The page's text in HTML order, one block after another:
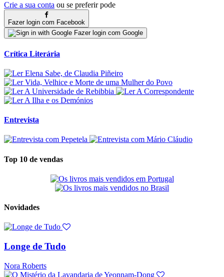
Crie a sua conta ou se preferir pode
Fazer login com Facebook
Fazer login com Google
Crítica Literária
Entrevista
Top 10 de vendas
Novidades
Longe de Tudo
Nora Roberts